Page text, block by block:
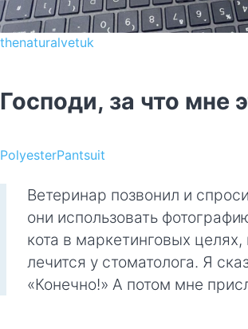
thenaturalvetuk
Господи, за что мне
PolyesterPantsuit
Ветеринар позвонил и
они использовать
кота в маркетинговых целях,
лечится у стоматолога. Я
«Конечно!» А потом мне